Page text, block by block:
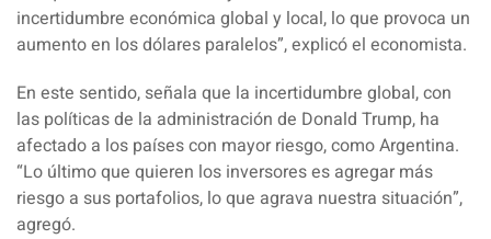
incertidumbre económica global y local, lo que provoca un
aumento en los dólares paralelos”, explicó el economista.
En este sentido, señala que la incertidumbre global, con
las políticas de la administración de Donald Trump, ha
afectado a los países con mayor riesgo, como Argentina.
“Lo último que quieren los inversores es agregar más
riesgo a sus portafolios, lo que agrava nuestra situación”,
agregó.